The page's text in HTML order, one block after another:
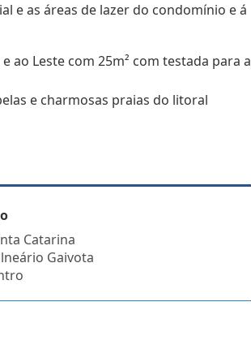
e as áreas de lazer do condomínio e á
ao Leste com 25m² com testada para a
e charmosas praias do litoral
Catarina
Gaivota